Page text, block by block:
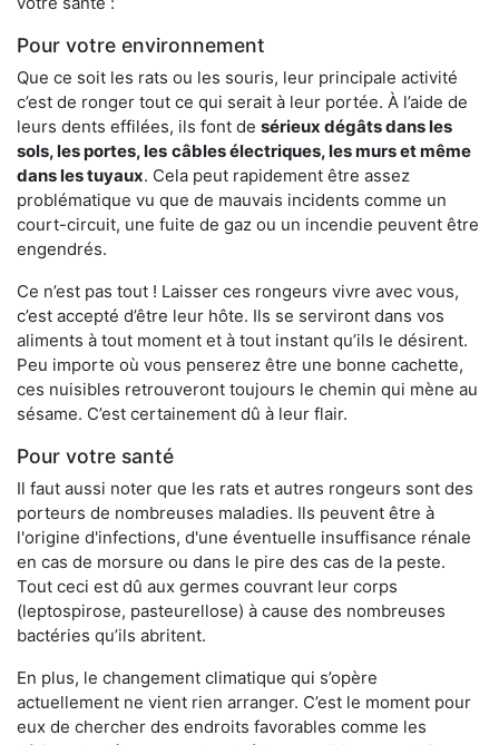
Pour votre environnement
Que ce soit les rats ou les souris, leur principale activité
c’est de ronger tout ce qui serait à leur portée. À l’aide de
leurs dents effilées, ils font de sérieux dégâts dans les
sols, les portes, les câbles électriques, les murs et même
dans les tuyaux. Cela peut rapidement être assez
problématique vu que de mauvais incidents comme un
court-circuit, une fuite de gaz ou un incendie peuvent être
engendrés.
Ce n’est pas tout ! Laisser ces rongeurs vivre avec vous,
c’est accepté d’être leur hôte. Ils se serviront dans vos
aliments à tout moment et à tout instant qu’ils le désirent.
Peu importe où vous penserez être une bonne cachette,
ces nuisibles retrouveront toujours le chemin qui mène au
sésame. C’est certainement dû à leur flair.
Pour votre santé
Il faut aussi noter que les rats et autres rongeurs sont des
porteurs de nombreuses maladies. Ils peuvent être à
l'origine d'infections, d'une éventuelle insuffisance rénale
en cas de morsure ou dans le pire des cas de la peste.
Tout ceci est dû aux germes couvrant leur corps
(leptospirose, pasteurellose) à cause des nombreuses
bactéries qu’ils abritent.
En plus, le changement climatique qui s’opère
actuellement ne vient rien arranger. C’est le moment pour
eux de chercher des endroits favorables comme les